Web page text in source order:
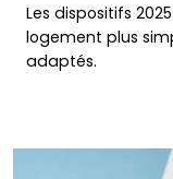
Les dispositifs
logement plus
adaptés.